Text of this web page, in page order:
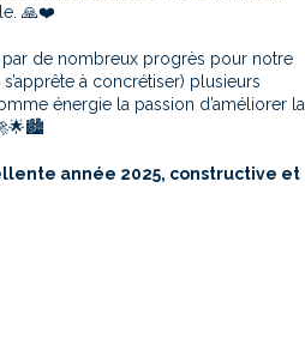
🙏❤️
par de nombreux progrès pour notre
à concrétiser) plusieurs
énergie la passion d’améliorer la
année 2025, constructive et